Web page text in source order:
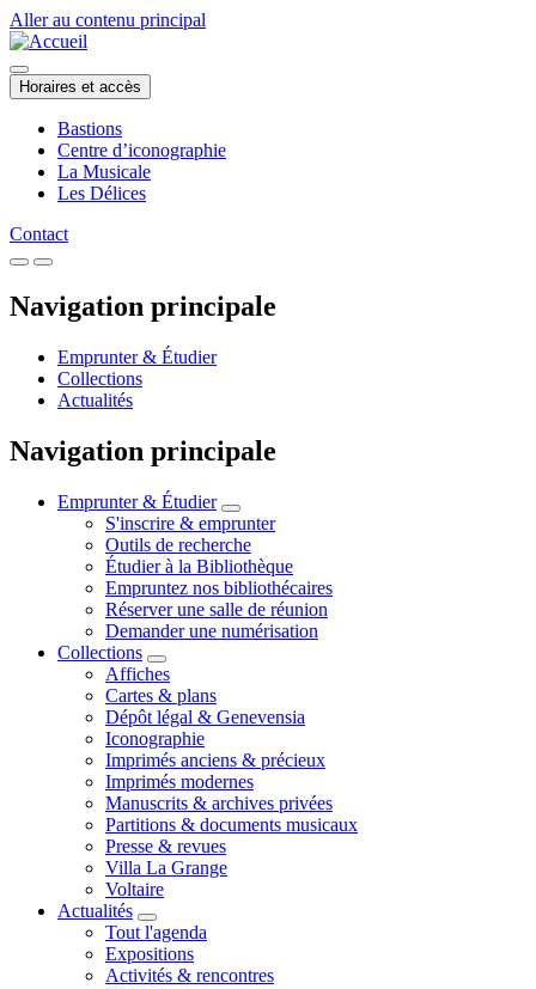
Aller au contenu principal
Horaires et accès
Bastions
Centre d’iconographie
La Musicale
Les Délices
Contact
Navigation principale
Emprunter & Étudier
Collections
Actualités
Navigation principale
Emprunter & Étudier
S'inscrire & emprunter
Outils de recherche
Étudier à la Bibliothèque
Empruntez nos bibliothécaires
Réserver une salle de réunion
Demander une numérisation
Collections
Affiches
Cartes & plans
Dépôt légal & Genevensia
Iconographie
Imprimés anciens & précieux
Imprimés modernes
Manuscrits & archives privées
Partitions & documents musicaux
Presse & revues
Villa La Grange
Voltaire
Actualités
Tout l'agenda
Expositions
Activités & rencontres